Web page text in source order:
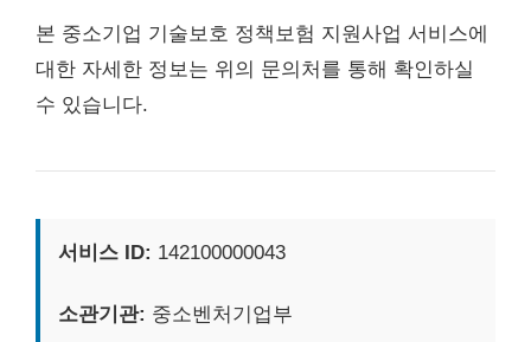
본 중소기업 기술보호 정책보험 지원사업 서비스에
대한 자세한 정보는 위의 문의처를 통해 확인하실
수 있습니다.
서비스 ID: 142100000043
소관기관: 중소벤처기업부